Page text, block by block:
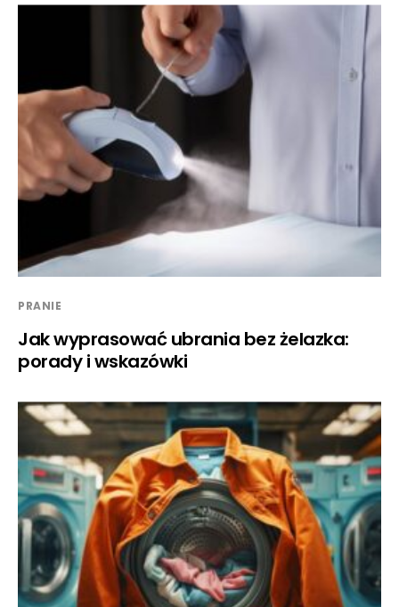
PRANIE
Jak wyprasować ubrania bez żelazka:
porady i wskazówki